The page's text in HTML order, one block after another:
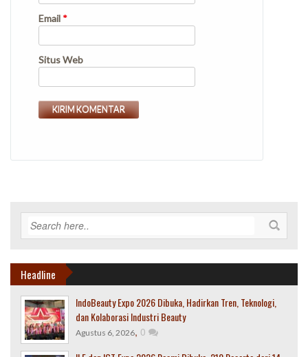
Email *
Situs Web
Headline
IndoBeauty Expo 2026 Dibuka, Hadirkan Tren, Teknologi,
dan Kolaborasi Industri Beauty
Agustus 6, 2026, 0